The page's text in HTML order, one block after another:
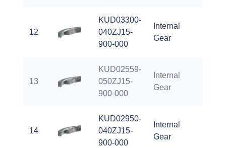
12
KUD03300-
040ZJ15-
900-000
Internal
Gear
13
KUD02559-
050ZJ15-
900-000
Internal
Gear
14
KUD02950-
040ZJ15-
900-000
Internal
Gear